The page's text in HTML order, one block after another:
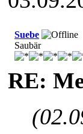
Suebe
Saubär
RE: